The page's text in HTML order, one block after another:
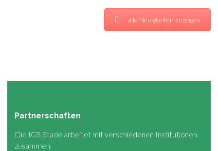
alle Neu­ig­kei­ten anzeigen
Partnerschaften
Die IGS Stade arbeitet mit verschiedenen Institutionen
zusammen.